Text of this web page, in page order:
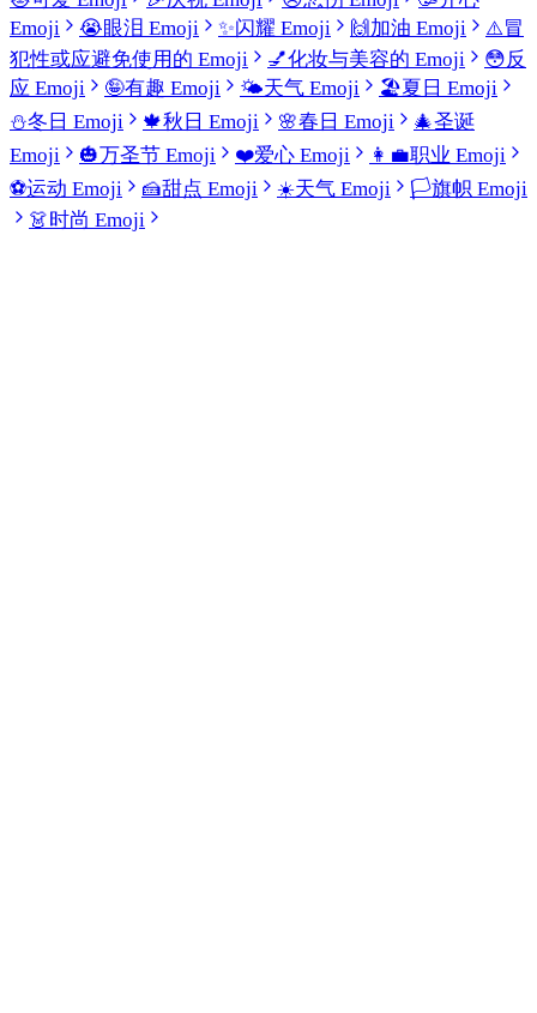
Emoji
😭眼泪 Emoji ✨闪耀 Emoji 🙌 加油 Emoji ⚠️冒
犯性或应避免使用的 Emoji
💅化妆与美容的 Emoji 😳反
应 Emoji
🤪有趣 Emoji 🌤️天气 Emoji 🏖️夏日 Emoji
⛄冬日 Emoji 🍁秋日 Emoji 🌸春日 Emoji 🎄圣诞
Emoji
🎃万圣节 Emoji ❤️爱心 Emoji 👩‍💼职业 Emoji
⚽运动 Emoji 🍰甜点 Emoji ☀️天气 Emoji 🏳️旗帜 Emoji
👗时尚 Emoji